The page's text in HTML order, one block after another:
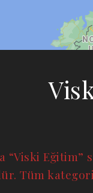
“Viski
Tüm